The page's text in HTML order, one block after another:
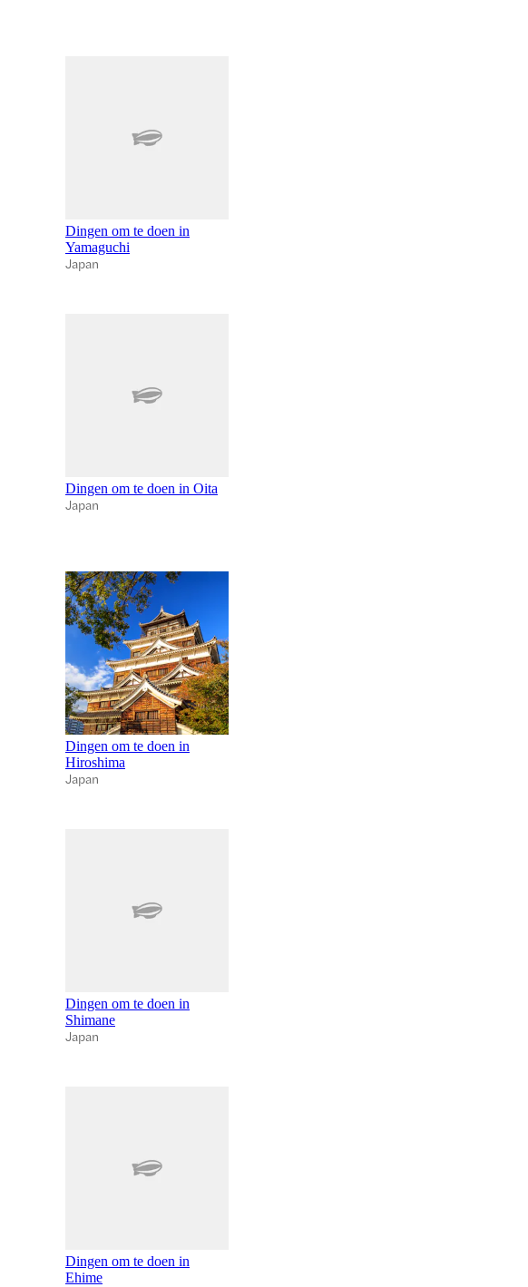
Dingen om te doen in
Yamaguchi
Japan
Dingen om te doen in Oita
Japan
Dingen om te doen in
Hiroshima
Japan
Dingen om te doen in
Shimane
Japan
Dingen om te doen in
Ehime